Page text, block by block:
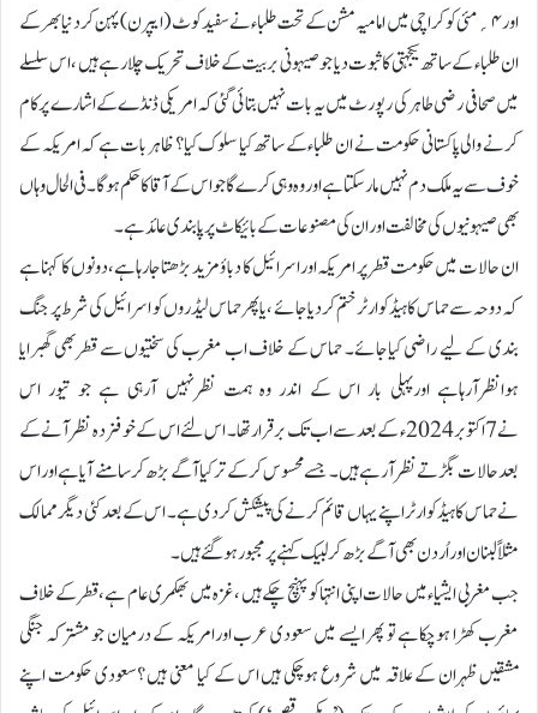
اور۴؍مئی کو کراچی میں امامیہ مشن کے تحت طلباء نے سفید کوٹ (ایپرن)پہن کر دنیابھر کے
ان طلباء کے ساتھ یکجہتی کا ثبوت دیا جو صیہونی بربیت کے خلاف تحریک چلارہے ہیں ،اس سلسلے
میں صحافی رضی طاہر کی رپورٹ میں یہ بات نہیں بتائی گئی کہ امریکی ڈنڈے کے اشارے پر کام
کرنے والی پاکستانی حکومت نے ان طلباء کے ساتھ کیا سلوک کیا؟ ظاہر بات ہے کہ امریکہ کے
خوف سے یہ ملک دم نہیں مارسکتاہے اوروہ وہی کرے گا جو اس کے آقا کا حکم ہوگا۔ فی الحال وہاں
بھی صیہونیوں کی مخالفت اوران کی مصنوعات کے بائیکاٹ پر پابندی عائد ہے۔
ان حالات میں حکومت قطر پر امریکہ اوراسرائیل کا دباؤ مزید بڑھتاجارہاہے ،دونوں کا کہناہے
کہ دوحہ سے حماس کا ہیڈکوارٹر ختم کردیاجائے ،یاپھر حماس لیڈروں کو اسرائیل کی شرط پر جنگ
بندی کے لیے راضی کیاجائے۔ حماس کے خلاف اب مغرب کی سختیوں سے قطر بھی گھبرایا
ہوانظرآرہاہے اورپہلی بار اس کے اندر وہ ہمت نظرنہیں آرہی ہے جو تیور اس
نے 7اکتوبر2024ء کے بعد سے اب تک برقرار تھا۔ اس لئے اس کے خوفزدہ نظرآنے کے
بعد حالات بگڑتے نظرآرہے ہیں۔ جسے محسوس کرکے ترکیا آگے بڑھ کر سامنے آیاہے اوراس
نے حماس کا ہیڈکوارٹر اپنے یہاں قائم کرنے کی پیشکش کردی ہے۔ اس کے بعد کئی دیگر ممالک
مثلاً لبنان اوراُردن بھی آگے بڑھ کر لبیک کہنے پر مجبور ہوگئے ہیں۔
جب مغربی ایشیاء میں حالات اپنی انتہا کو پہنچ چکے ہیں ، غزہ میں بھکمری عام ہے ،قطر کے خلاف
مغرب کھڑا ہوچکاہے تو پھر ایسے میں سعودی عرب اورامریکہ کے درمیان جو مشترکہ جنگی
مشقیں ظہران کے علاقہ میں شروع ہوچکی ہیں اس کے کیا معنی ہیں ؟سعودی حکومت اپنے